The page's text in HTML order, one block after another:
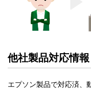
他社製品対応情報
エプソン製品で対応済、